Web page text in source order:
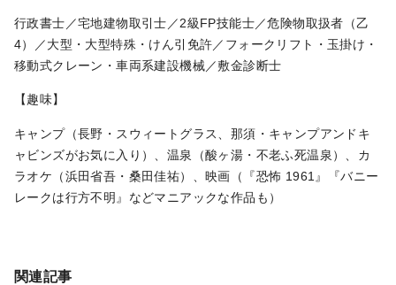
行政書士／宅地建物取引士／2級FP技能士／危険物取扱者（乙
4）／大型・大型特殊・けん引免許／フォークリフト・玉掛け・
移動式クレーン・車両系建設機械／敷金診断士
【趣味】
キャンプ（長野・スウィートグラス、那須・キャンプアンドキ
ャビンズがお気に入り）、温泉（酸ヶ湯・不老ふ死温泉）、カ
ラオケ（浜田省吾・桑田佳祐）、映画（『恐怖 1961』『バニー
レークは行方不明』などマニアックな作品も）
関連記事